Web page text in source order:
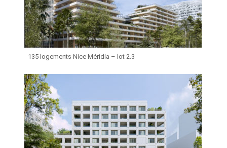
135 logements Nice Méridia – lot 2.3